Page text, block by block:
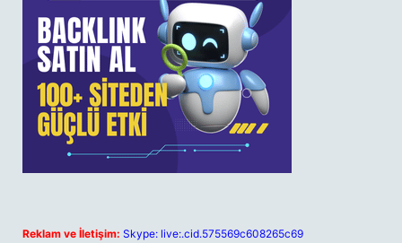
Reklam ve İletişim: Skype: live:.cid.575569c608265c69